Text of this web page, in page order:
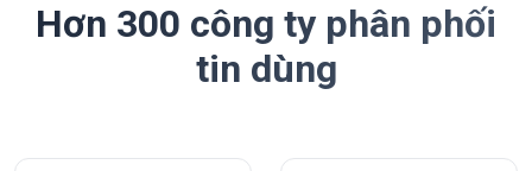
Hơn 300 công ty phân phối
tin dùng